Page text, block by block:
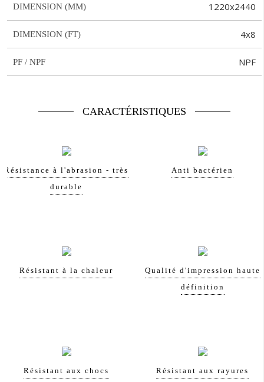
DIMENSION (MM) 1220x2440
DIMENSION (FT) 4x8
PF / NPF NPF
CARACTÉRISTIQUES
Résistance à l'abrasion - très
durable
Anti bactérien
Résistant à la chaleur
Qualité d'impression haute
définition
Résistant aux chocs Résistant aux rayures